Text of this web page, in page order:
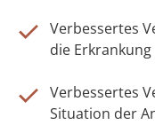
Verbessertes
die Erkrankung
Verbessertes
Situation der